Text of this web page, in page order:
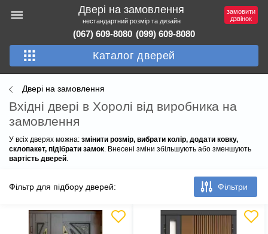
Двері на замовлення
нестандартний розмір та дизайн
(067) 609-8080 (099) 609-8080
Каталог дверей
замовити
дзвінок
Двері на замовлення
Вхідні двері в Хоролі від виробника на
замовлення
У всіх дверях можна: змінити розмір, вибрати колір, додати ковку,
склопакет, підібрати замок. Внесені зміни збільшують або зменшують
вартість дверей.
Фільтр для підбору дверей: Фільтри